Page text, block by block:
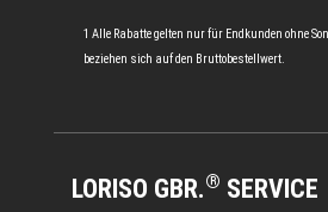
1 Alle Rabatte gelten nur für Endkunden ohne
beziehen sich auf den Bruttobestellwert.
LORISO GBR.® SERVICE